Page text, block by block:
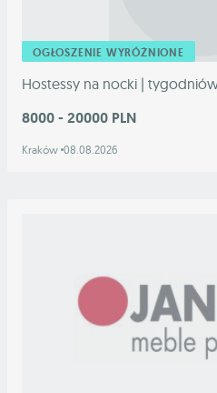
OGŁOSZENIE WYRÓŻNIONE
Hostessy na nocki |
8000 - 20000 PLN
Kraków 08.08.2026